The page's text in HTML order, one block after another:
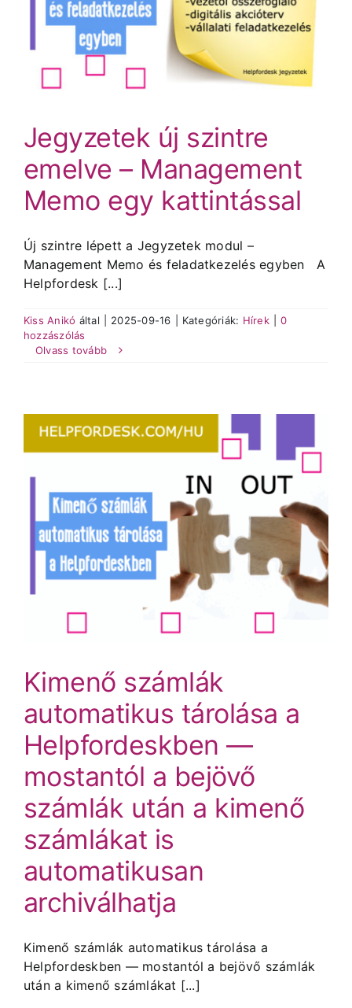
Jegyzetek új szintre
emelve – Management
Memo egy kattintással
Új szintre lépett a Jegyzetek modul –
Management Memo és feladatkezelés egyben A
Helpfordesk [...]
Kiss Anikó által 2025-09-16 Kategóriák: Hírek
0
hozzászólás
Olvass tovább
Kimenő számlák
automatikus tárolása a
Helpfordeskben —
mostantól a bejövő
számlák után a kimenő
számlákat is
automatikusan
archiválhatja
Kimenő számlák automatikus tárolása a
Helpfordeskben — mostantól a bejövő számlák
után a kimenő számlákat [...]